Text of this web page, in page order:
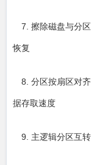
7. 擦除磁盘与分区
恢复
8. 分区按扇区对齐
据存取速度
9. 主逻辑分区互转